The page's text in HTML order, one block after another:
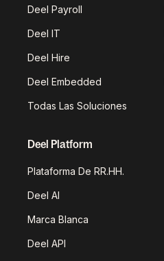
Deel Payroll
Deel IT
Deel Hire
Deel Embedded
Todas Las Soluciones
Deel Platform
Plataforma De RR.HH.
Deel AI
Marca Blanca
Deel API